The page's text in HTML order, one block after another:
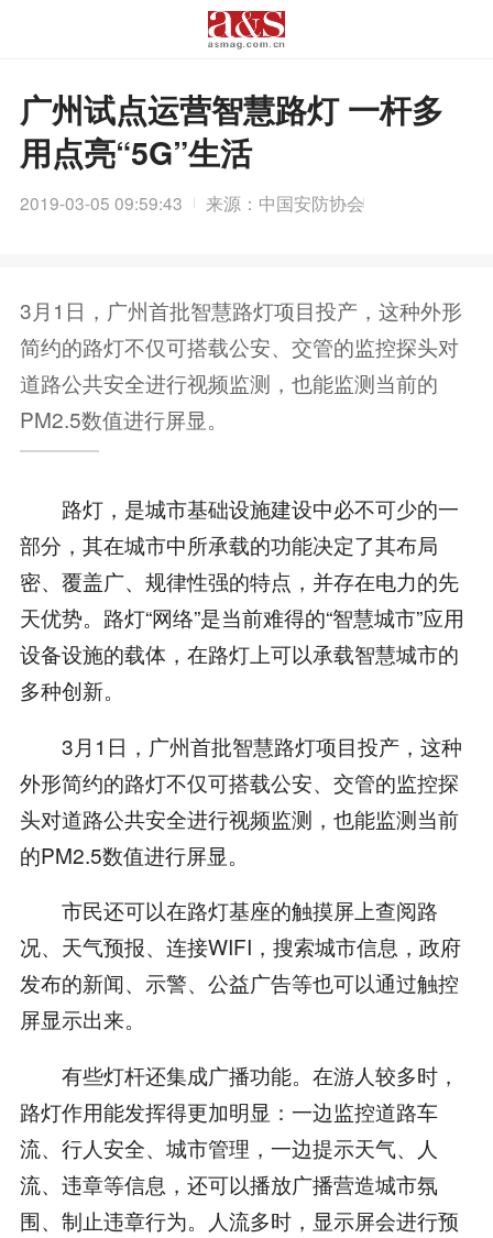
广州试点运营智慧路灯 一杆多
用点亮“5G”生活
2019-03-05 09:59:43 来源：中国安防协会
3月1日，广州首批智慧路灯项目投产，这种外形
简约的路灯不仅可搭载公安、交管的监控探头对
道路公共安全进行视频监测，也能监测当前的
PM2.5数值进行屏显。
路灯，是城市基础设施建设中必不可少的一
部分，其在城市中所承载的功能决定了其布局
密、覆盖广、规律性强的特点，并存在电力的先
天优势。路灯“网络”是当前难得的“智慧城市”应用
设备设施的载体，在路灯上可以承载智慧城市的
多种创新。
3月1日，广州首批智慧路灯项目投产，这种
外形简约的路灯不仅可搭载公安、交管的监控探
头对道路公共安全进行视频监测，也能监测当前
的PM2.5数值进行屏显。
市民还可以在路灯基座的触摸屏上查阅路
况、天气预报、连接WIFI，搜索城市信息，政府
发布的新闻、示警、公益广告等也可以通过触控
屏显示出来。
有些灯杆还集成广播功能。在游人较多时，
路灯作用能发挥得更加明显：一边监控道路车
流、行人安全、城市管理，一边提示天气、人
流、违章等信息，还可以播放广播营造城市氛
围、制止违章行为。人流多时，显示屏会进行预